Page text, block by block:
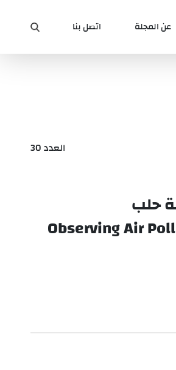
عن المجلة اتصل بنا
العدد 30
حلب
Observing Air